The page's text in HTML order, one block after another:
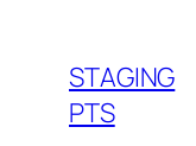
content
STAGING
PTS